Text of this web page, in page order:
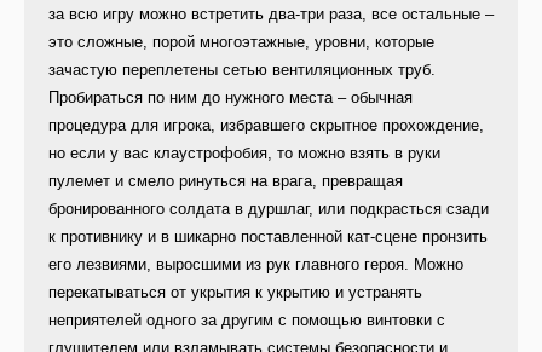
за всю игру можно встретить два-три раза, все остальные –
это сложные, порой многоэтажные, уровни, которые
зачастую переплетены сетью вентиляционных труб.
Пробираться по ним до нужного места – обычная
процедура для игрока, избравшего скрытное прохождение,
но если у вас клаустрофобия, то можно взять в руки
пулемет и смело ринуться на врага, превращая
бронированного солдата в дуршлаг, или подкрасться сзади
к противнику и в шикарно поставленной кат-сцене пронзить
его лезвиями, выросшими из рук главного героя. Можно
перекатываться от укрытия к укрытию и устранять
неприятелей одного за другим с помощью винтовки с
глушителем или взламывать системы безопасности и